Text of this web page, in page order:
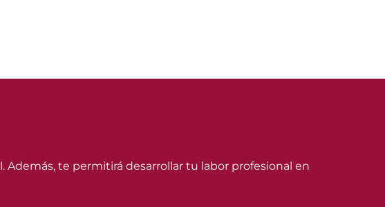
te permitirá desarrollar tu labor profesional en